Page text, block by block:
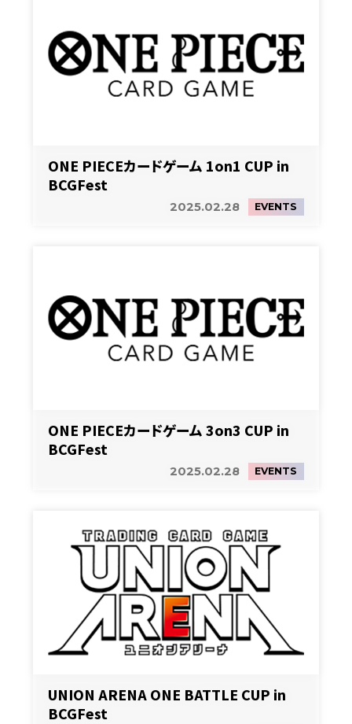
ONE PIECEカードゲーム 1on1 CUP in
BCGFest
2025.02.28 EVENTS
ONE PIECEカードゲーム 3on3 CUP in
BCGFest
2025.02.28 EVENTS
UNION ARENA ONE BATTLE CUP in
BCGFest